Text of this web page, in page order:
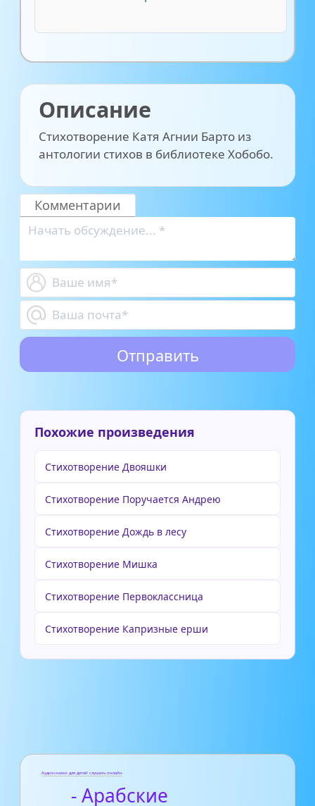
Описание
Стихотворение Катя Агнии Барто из
антологии стихов в библиотеке Хобобо.
Комментарии
Похожие произведения
Стихотворение Двояшки
Стихотворение Поручается Андрею
Стихотворение Дождь в лесу
Стихотворение Мишка
Стихотворение Первоклассница
Стихотворение Капризные ерши
Аудиосказки для детей слушать онлайн
- Арабские